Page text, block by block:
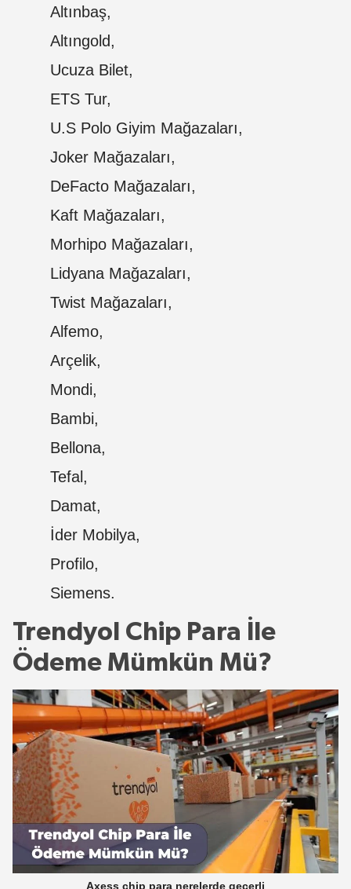
Altınbaş,
Altıngold,
Ucuza Bilet,
ETS Tur,
U.S Polo Giyim Mağazaları,
Joker Mağazaları,
DeFacto Mağazaları,
Kaft Mağazaları,
Morhipo Mağazaları,
Lidyana Mağazaları,
Twist Mağazaları,
Alfemo,
Arçelik,
Mondi,
Bambi,
Bellona,
Tefal,
Damat,
İder Mobilya,
Profilo,
Siemens.
Trendyol Chip Para İle
Ödeme Mümkün Mü?
Axess chip para nerelerde geçerli